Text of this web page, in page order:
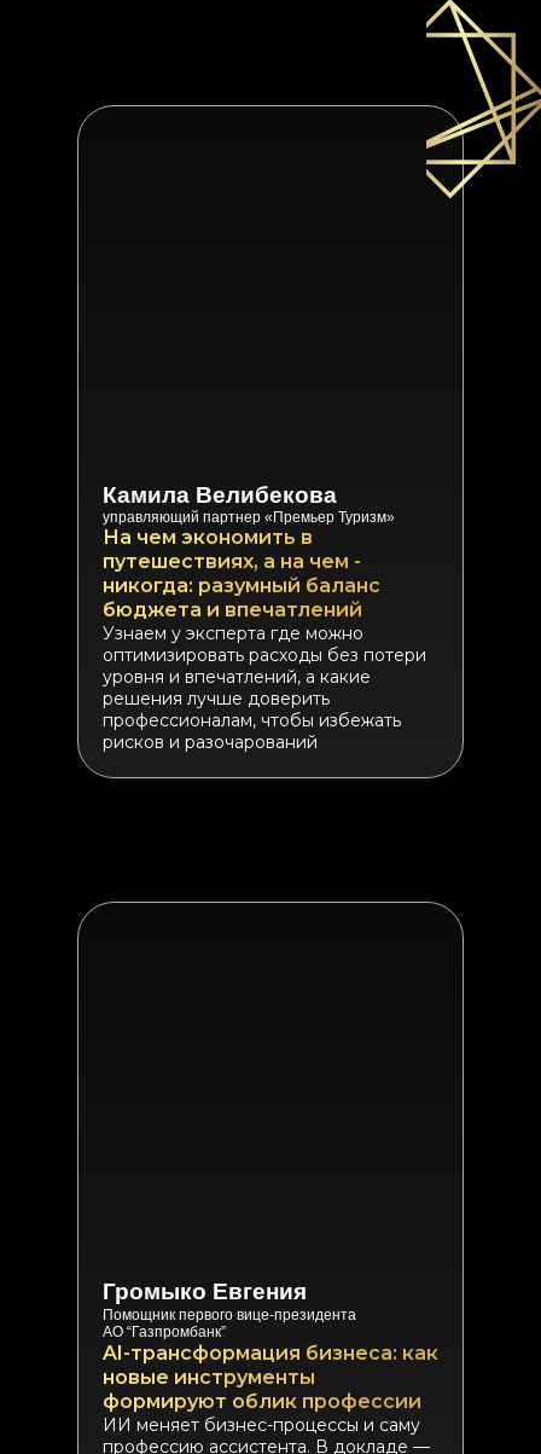
Камила Велибекова
управляющий партнер «Премьер Туризм»
На чем экономить в
путешествиях, а на чем -
никогда: разумный баланс
бюджета и впечатлений
Узнаем у эксперта где можно
оптимизировать расходы без потери
уровня и впечатлений, а какие
решения лучше доверить
профессионалам, чтобы избежать
рисков и разочарований
Громыко Евгения
Помощник первого вице-президента
АО “Газпромбанк”
AI-трансформация бизнеса: как
новые инструменты
формируют облик профессии
ИИ меняет бизнес-процессы и саму
профессию ассистента. В докладе —